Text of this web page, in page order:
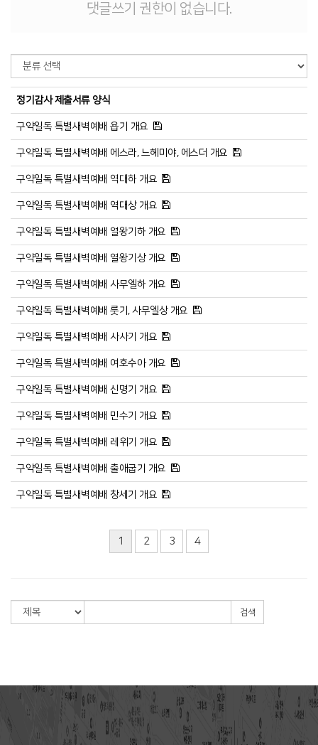
댓글쓰기 권한이 없습니다.
정기감사 제출서류 양식
구약일독 특별새벽예배 욥기 개요
구약일독 특별새벽예배 에스라, 느헤미야, 에스더 개요
구약일독 특별새벽예배 역대하 개요
구약일독 특별새벽예배 역대상 개요
구약일독 특별새벽예배 열왕기하 개요
구약일독 특별새벽예배 열왕기상 개요
구약일독 특별새벽예배 사무엘하 개요
구약일독 특별새벽예배 룻기, 사무엘상 개요
구약일독 특별새벽예배 사사기 개요
구약일독 특별새벽예배 여호수아 개요
구약일독 특별새벽예배 신명기 개요
구약일독 특별새벽예배 민수기 개요
구약일독 특별새벽예배 레위기 개요
구약일독 특별새벽예배 출애굽기 개요
구약일독 특별새벽예배 창세기 개요
1 2 3 4
검색